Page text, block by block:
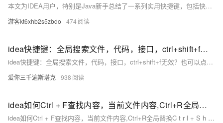
本文为IDEA用户，特别是Java新手总结了一系列实用快捷键，包括快速生成main方法（psvm）、输出语句（sout）、删除行（Ctrl + X/Y）等，以及代码搜索、调试模式启动等高级功能，并提供了自定义快捷键的方法及示例图片，助你提升开发效率。
游客kt6xhb2s5zbdo 474
idea快捷键：全局搜索文件，代码，接口，ctrl+shift+f无效？也可以点击Edit 点击Find Replace in path
idea快捷键：全局搜索文件，代码，接口，ctrl+shift+f无效？也可以点击Edit 点击Find Replace in path
爱你三千遍斯塔克 938
idea如何Ctrl + F查找内容，当前文件内容,Ctrl+R全局替换C t r l + S h i f t + R
idea如何Ctrl + F查找内容，当前文件内容,Ctrl+R全局替换C t r l + S h i f t + R